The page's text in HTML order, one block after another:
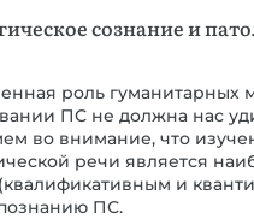
сознание и
роль гуманитарных
ПС не должна нас
во внимание, что
речи является
и
ПС.